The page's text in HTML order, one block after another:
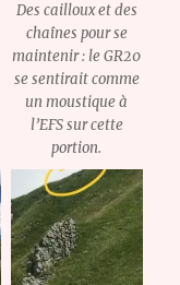
Des cailloux et des
chaînes pour se
maintenir : le GR20
se sentirait comme
un moustique à
l’EFS sur cette
portion.